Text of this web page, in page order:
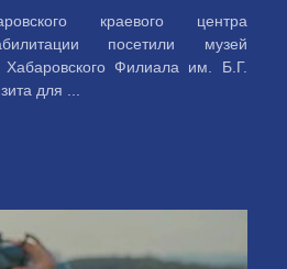
краевого центра
посетили музей
Хабаровского Филиала им. Б.Г.
для ...